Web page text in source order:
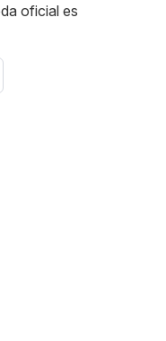
oficial es